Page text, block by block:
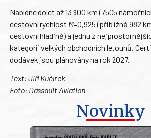
Nabídne dolet až 13 900 km (7505
cestovní rychlost M=0,925 (přibližně 982
cestovní hladině) a jednu z
kategorii velkých obchodních letounů.
dodávek jsou plánovány na rok 2027.
Text: Jiří Kučírek
Foto: Dassault Aviation
Novinky